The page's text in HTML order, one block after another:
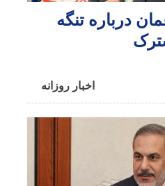
درباره تنگه
اخبار روزانه